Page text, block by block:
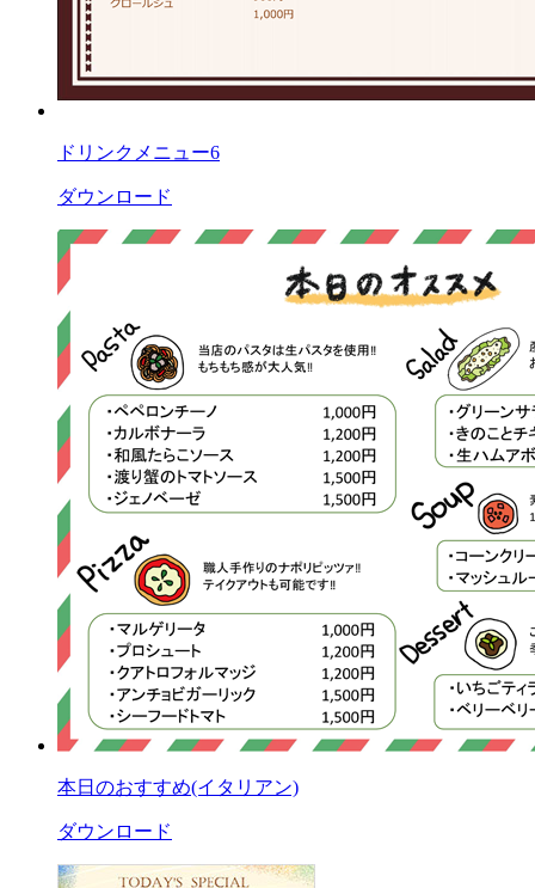
ドリンクメニュー6
ダウンロード
本日のおすすめ(イタリアン)
ダウンロード